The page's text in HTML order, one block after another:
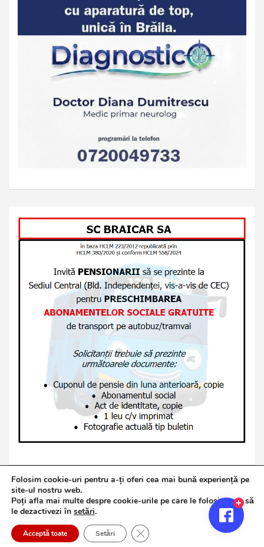
Copyright © 2026Jurnalul de Brăila
Politică de confidențialitate
Theme Horse
Proudly Powered by:WordPress
Folosim cookie-uri pentru a-ți oferi cea mai bună experiență pe
site-ul nostru web.
Poți afla mai multe despre cookie-urile pe care le folosim sau să
le dezactivezi în setări.
Acceptă toate Setări Close GDPR Cookie Banner